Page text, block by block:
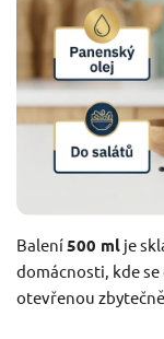
Balení500 ml je
domácnosti, kde
otevřenou